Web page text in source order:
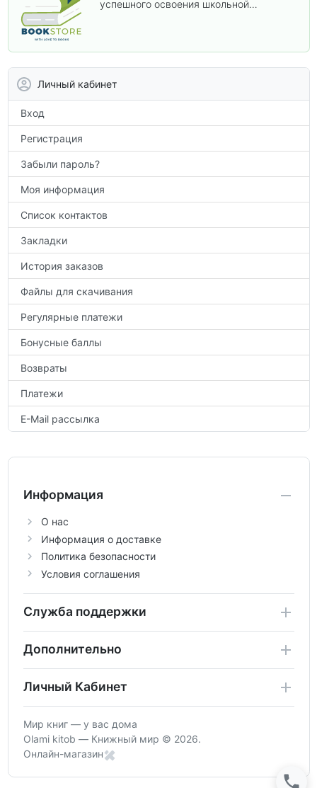
успешного освоения школьной
Личный кабинет
Вход
Регистрация
Забыли пароль?
Моя информация
Список контактов
Закладки
История заказов
Файлы для скачивания
Регулярные платежи
Бонусные баллы
Возвраты
Платежи
E-Mail рассылка
Информация
О нас
Информация о доставке
Политика безопасности
Условия соглашения
Служба поддержки
Дополнительно
Личный Кабинет
Мир книг — у вас дома
Olami kitob — Книжный мир © 2026.
Онлайн-магазин